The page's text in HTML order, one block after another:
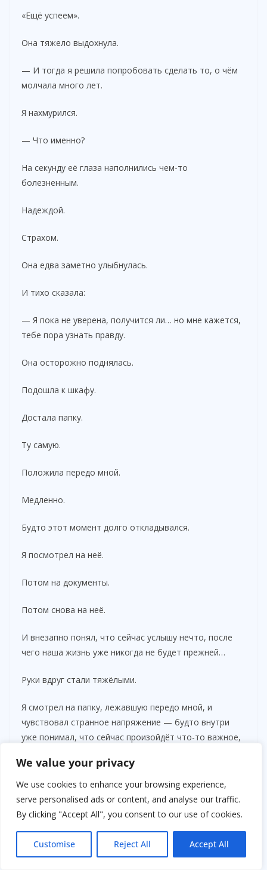
We value your privacy
We use cookies to enhance your browsing experience,
serve personalised ads or content, and analyse our traffic.
By clicking "Accept All", you consent to our use of cookies.
Customise Reject All Accept All
«Ещё успеем».
Она тяжело выдохнула.
— И тогда я решила попробовать сделать то, о чём
молчала много лет.
Я нахмурился.
— Что именно?
На секунду её глаза наполнились чем-то
болезненным.
Надеждой.
Страхом.
Она едва заметно улыбнулась.
И тихо сказала:
— Я пока не уверена, получится ли… но мне кажется,
тебе пора узнать правду.
Она осторожно поднялась.
Подошла к шкафу.
Достала папку.
Ту самую.
Положила передо мной.
Медленно.
Будто этот момент долго откладывался.
Я посмотрел на неё.
Потом на документы.
Потом снова на неё.
И внезапно понял, что сейчас услышу нечто, после
чего наша жизнь уже никогда не будет прежней…
Руки вдруг стали тяжёлыми.
Я смотрел на папку, лежавшую передо мной, и
чувствовал странное напряжение — будто внутри
уже понимал, что сейчас произойдёт что-то важное,